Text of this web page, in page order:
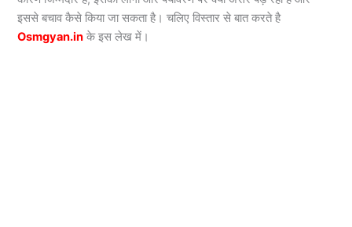
इससे बचाव कैसे किया जा सकता है। चलिए विस्तार से बात करते है
Osmgyan.in के इस लेख में।